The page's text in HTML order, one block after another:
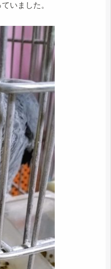
いました。